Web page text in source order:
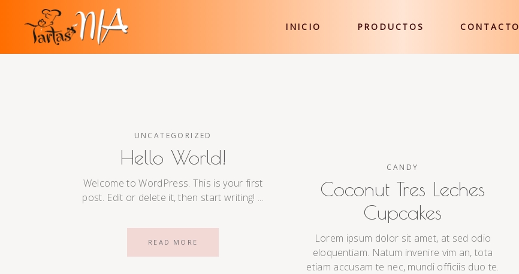
INICIO PRODUCTOS CONTACTO
UNCATEGORIZED
Hello World!
Welcome to WordPress. This is your first
post. Edit or delete it, then start writing!
READ MORE
CANDY
Coconut Tres Leches
Cupcakes
Lorem ipsum dolor sit amet, at sed odio
eloquentiam. Natum invenire vim an, tota
etiam accusam te nec, mundi officiis duo te.